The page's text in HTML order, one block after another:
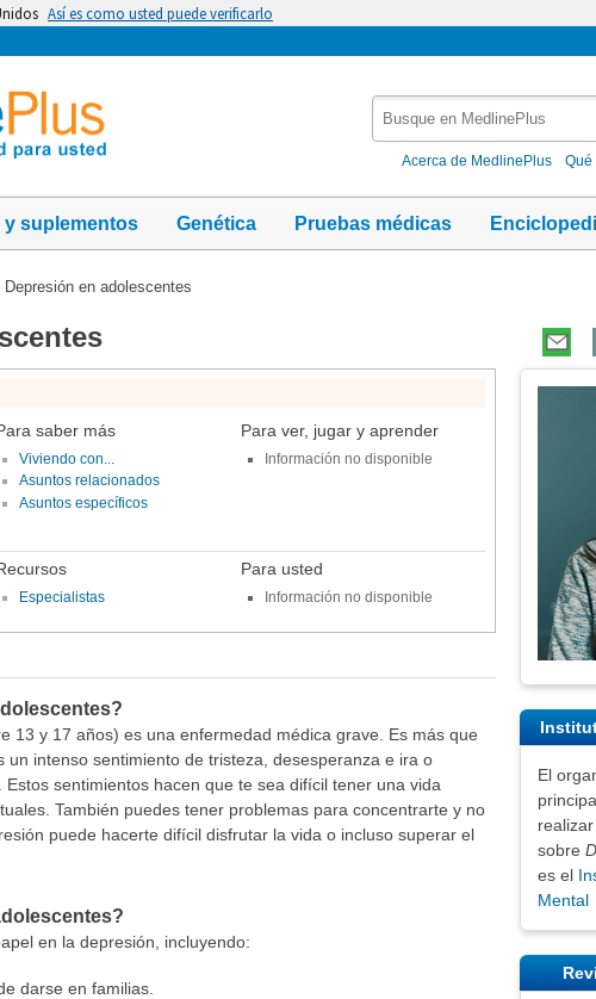
Así es como usted puede verificarlo
MedlinePlus
Acerca de MedlinePlus Qué
y suplementos Genética Pruebas médicas
Depresión en adolescentes
saber más
Viviendo con...
Asuntos relacionados
Asuntos específicos
Para ver, jugar y aprender
Información no disponible
Especialistas
Para usted
Información no disponible
13 y 17 años) es una enfermedad médica grave. Es más que
intenso sentimiento de tristeza, desesperanza e ira o
sentimientos hacen que te sea difícil tener una vida
También puedes tener problemas para concentrarte y no
puede hacerte difícil disfrutar la vida o incluso superar el
en la depresión, incluyendo:
darse en familias.
Tema
El
sobre
es el
Mental